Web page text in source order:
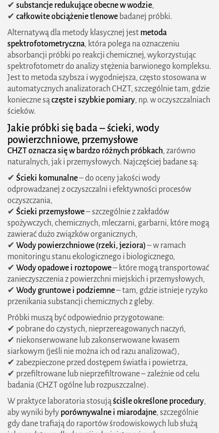
✔ substancje redukujące obecne w wodzie,
✔ całkowite obciążenie tlenowe badanej próbki.
Alternatywą dla metody klasycznej jest metoda
spektrofotometryczna, która polega na oznaczeniu
absorbancji próbki po reakcji chemicznej, wykorzystując
spektrofotometr do analizy stężenia barwionego kompleksu.
Jest to metoda szybsza i wygodniejsza, często stosowana w
automatycznych analizatorach CHZT, szczególnie tam, gdzie
konieczne sączęste i szybkie pomiary, np. w oczyszczalniach
ścieków.
Jakie próbki się bada – ścieki, wody
powierzchniowe, przemysłowe
CHZT oznacza się w bardzo różnych próbkach, zarówno
naturalnych, jak i przemysłowych. Najczęściej badane są:
✔ Ścieki komunalne– do oceny jakości wody
odprowadzanej z oczyszczalni i efektywności procesów
oczyszczania,
✔ Ścieki przemysłowe– szczególnie z zakładów
spożywczych, chemicznych, mleczarni, garbarni, które mogą
zawierać dużo związków organicznych,
✔ Wody powierzchniowe (rzeki, jeziora)– w ramach
monitoringu stanu ekologicznego i biologicznego,
✔ Wody opadowe i roztopowe– które mogą transportować
zanieczyszczenia z powierzchni miejskich i przemysłowych,
✔ Wody gruntowe i podziemne– tam, gdzie istnieje ryzyko
przenikania substancji chemicznych z gleby.
Próbki muszą być odpowiednio przygotowane:
✔ pobrane do czystych, nieprzereagowanych naczyń,
✔ niekonserwowane lub zakonserwowane kwasem
siarkowym (jeśli nie można ich od razu analizować),
✔ zabezpieczone przed dostępem światła i powietrza,
✔ przefiltrowane lub nieprzefiltrowane – zależnie od celu
badania (CHZT ogólne lub rozpuszczalne).
W praktyce laboratoria stosująściśle określone procedury,
aby wyniki były porównywalne i miarodajne, szczególnie
gdy dane trafiają do raportów środowiskowych lub służą